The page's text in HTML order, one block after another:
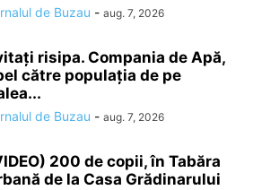
de Buzau - aug. 7, 2026
risipa. Compania de Apă,
către populația de pe
de Buzau - aug. 7, 2026
200 de copii, în Tabăra
de la Casa Grădinarului